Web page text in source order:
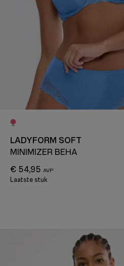
LADYFORM SOFT
MINIMIZER BEHA
€ 54,95
Laatste stuk